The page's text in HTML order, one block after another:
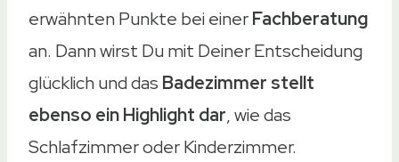
erwähnten Punkte bei einerFachberatung
an. Dann wirst Du mit Deiner Entscheidung
glücklich und das Badezimmer stellt
ebenso ein Highlight dar, wie das
Schlafzimmer oder Kinderzimmer.